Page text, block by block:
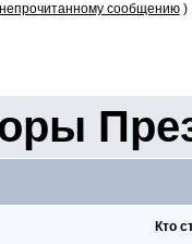
сообщению)
Кто